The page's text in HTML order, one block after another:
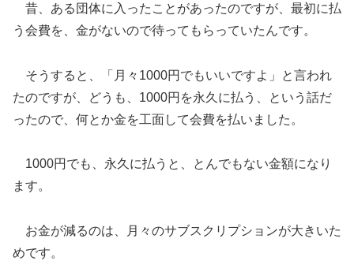
昔、ある団体に入ったことがあったのですが、最初に払
う会費を、金がないので待ってもらっていたんです。
そうすると、「月々1000円でもいいですよ」と言われ
たのですが、どうも、1000円を永久に払う、という話だ
ったので、何とか金を工面して会費を払いました。
1000円でも、永久に払うと、とんでもない金額になり
ます。
お金が減るのは、月々のサブスクリプションが大きいた
めです。